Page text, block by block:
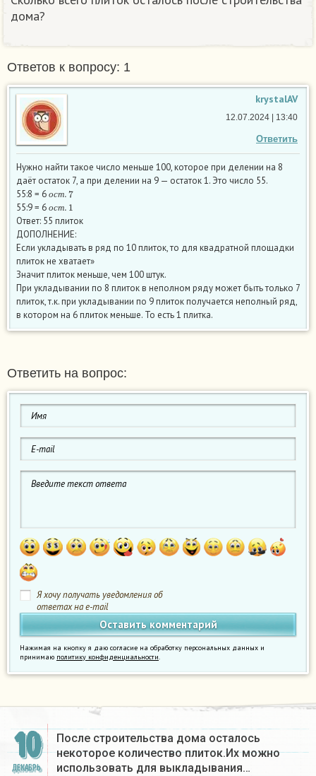
дома?
Ответов к вопросу: 1
krystalAV
Ответить
12.07.2024 | 13:40
Нужно найти такое число меньше 100, которое при делении на 8
даёт остаток 7, а при делении на 9 — остаток 1. Это число 55.
55:8 = 6
55:9 = 6
Ответ: 55 плиток
ДОПОЛНЕНИЕ:
Если укладывать в ряд по 10 плиток, то для квадратной площадки
плиток не хватает»
Значит плиток меньше, чем 100 штук.
При укладывании по 8 плиток в неполном ряду может быть только 7
плиток, т.к. при укладывании по 9 плиток получается неполный ряд,
в котором на 6 плиток меньше. То есть 1 плитка.
Ответить на вопрос:
Я хочу получать уведомления об
ответах на e-mail
Нажимая на кнопку я даю согласие на обработку персональных данных и
принимаю политику конфиденциальности.
10
ДЕКАБРЬ
После строительства дома осталось
некоторое количество плиток.Их можно
использовать для выкладывания…